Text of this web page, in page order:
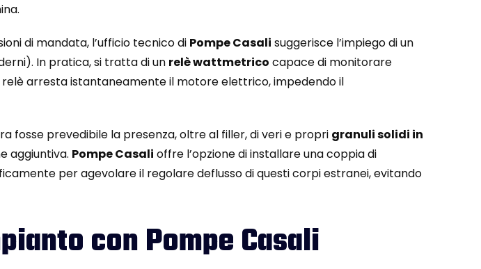
di mandata, l’ufficio tecnico di Pompe Casali suggerisce l’impiego di un
In pratica, si tratta di un relè wattmetrico capace di monitorare
relè arresta istantaneamente il motore elettrico, impedendo il
fosse prevedibile la presenza, oltre al filler, di veri e propri granuli solidi in
aggiuntiva. Pompe Casali offre l’opzione di installare una coppia di
per agevolare il regolare deflusso di questi corpi estranei, evitando
con Pompe Casali